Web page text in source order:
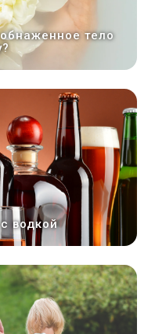
тело
водкой